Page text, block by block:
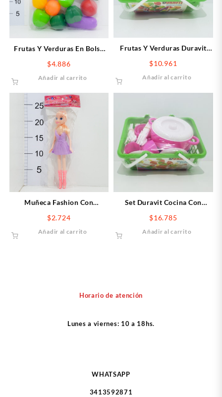
Frutas Y Verduras En Bolsa
$4.886
Añadir al carrito
Frutas Y Verduras Duravit
$10.961
Añadir al carrito
Muñeca Fashion Con
Accesorios
$2.724
Añadir al carrito
Set Duravit Cocina Con
Canasto
$16.785
Añadir al carrito
Horario de atención
Lunes a viernes: 10 a 18hs.
WHATSAPP
3413592871